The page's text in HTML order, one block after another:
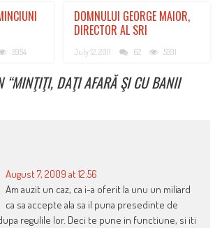
5954
DOMNULUI GEORGE MAIOR,
DIRECTOR AL SRI
July 12, 2011 62 5591
“MINŢIŢI, DAŢI AFARĂ ŞI CU BANII
August 7, 2009 at 12:56
Am auzit un caz, ca i-a oferit la unu un miliard
ca sa accepte ala sa il puna presedinte de
regulile lor. Deci te pune in functiune, si iti